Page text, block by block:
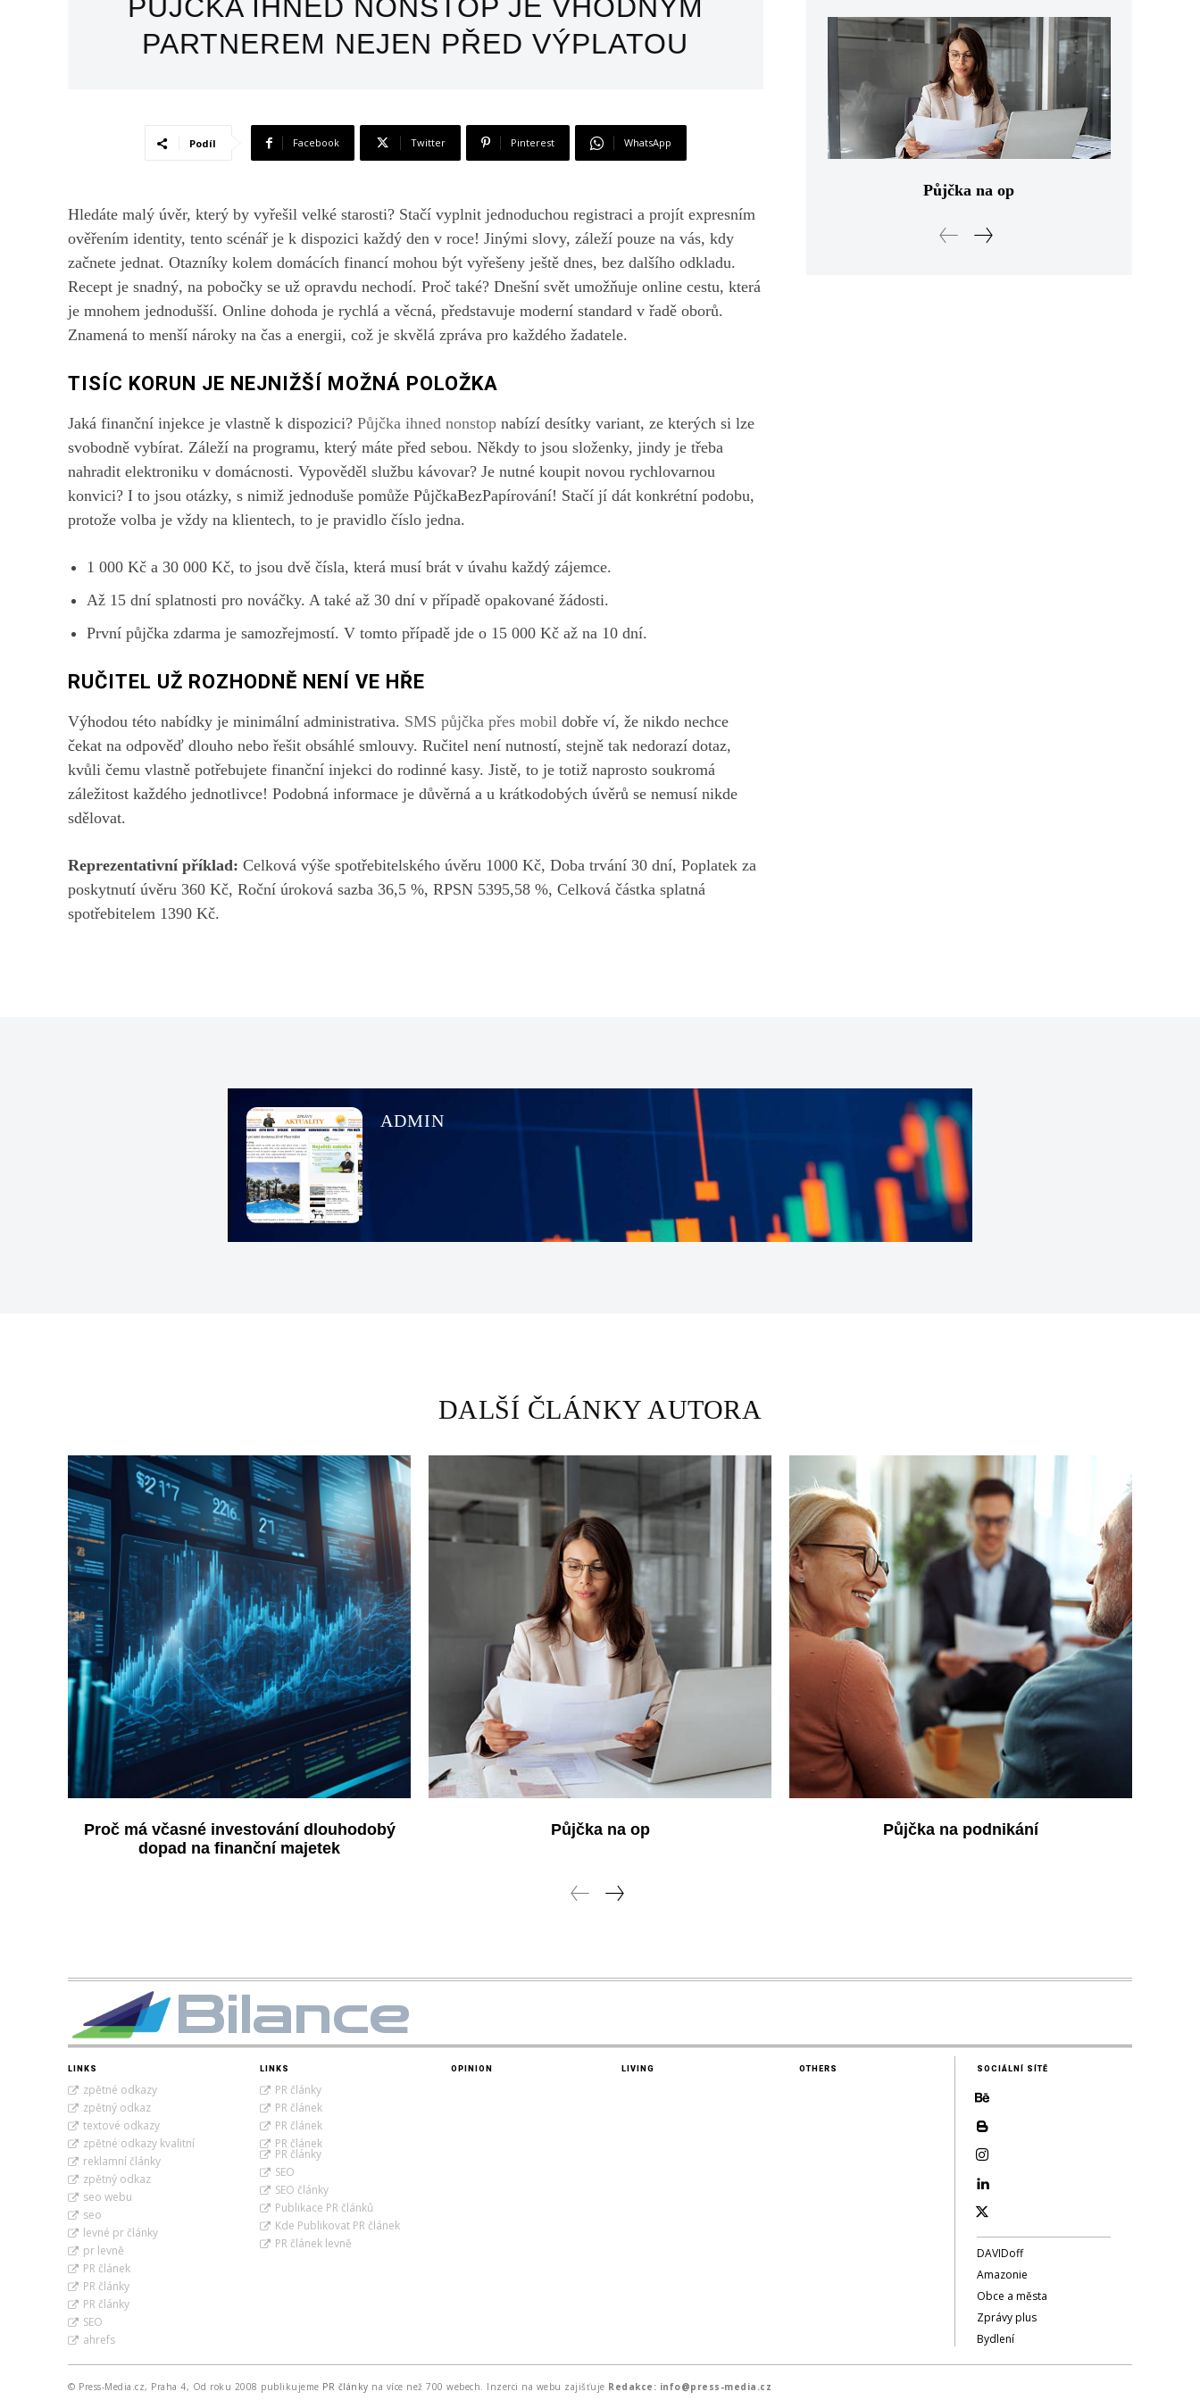
PŮJČKA IHNED NONSTOP JE VHODNÝM
PARTNEREM NEJEN PŘED VÝPLATOU
Podíl Facebook Twitter Pinterest WhatsApp
Hledáte malý úvěr, který by vyřešil velké starosti? Stačí vyplnit jednoduchou registraci a projít expresním
ověřením identity, tento scénář je k dispozici každý den v roce! Jinými slovy, záleží pouze na vás, kdy
začnete jednat. Otazníky kolem domácích financí mohou být vyřešeny ještě dnes, bez dalšího odkladu.
Recept je snadný, na pobočky se už opravdu nechodí. Proč také? Dnešní svět umožňuje online cestu, která
je mnohem jednodušší. Online dohoda je rychlá a věcná, představuje moderní standard v řadě oborů.
Znamená to menší nároky na čas a energii, což je skvělá zpráva pro každého žadatele.
TISÍC KORUN JE NEJNIŽŠÍ MOŽNÁ POLOŽKA
Jaká finanční injekce je vlastně k dispozici? Půjčka ihned nonstop nabízí desítky variant, ze kterých si lze
svobodně vybírat. Záleží na programu, který máte před sebou. Někdy to jsou složenky, jindy je třeba
nahradit elektroniku v domácnosti. Vypověděl službu kávovar? Je nutné koupit novou rychlovarnou
konvici? I to jsou otázky, s nimiž jednoduše pomůže PůjčkaBezPapírování! Stačí jí dát konkrétní podobu,
protože volba je vždy na klientech, to je pravidlo číslo jedna.
1 000 Kč a 30 000 Kč, to jsou dvě čísla, která musí brát v úvahu každý zájemce.
Až 15 dní splatnosti pro nováčky. A také až 30 dní v případě opakované žádosti.
První půjčka zdarma je samozřejmostí. V tomto případě jde o 15 000 Kč až na 10 dní.
RUČITEL UŽ ROZHODNĚ NENÍ VE HŘE
Výhodou této nabídky je minimální administrativa. SMS půjčka přes mobil dobře ví, že nikdo nechce
čekat na odpověď dlouho nebo řešit obsáhlé smlouvy. Ručitel není nutností, stejně tak nedorazí dotaz,
kvůli čemu vlastně potřebujete finanční injekci do rodinné kasy. Jistě, to je totiž naprosto soukromá
záležitost každého jednotlivce! Podobná informace je důvěrná a u krátkodobých úvěrů se nemusí nikde
sdělovat.
Reprezentativní příklad: Celková výše spotřebitelského úvěru 1000 Kč, Doba trvání 30 dní, Poplatek za
poskytnutí úvěru 360 Kč, Roční úroková sazba 36,5 %, RPSN 5395,58 %, Celková částka splatná
spotřebitelem 1390 Kč.
Půjčka na op
ADMIN
DALŠÍ ČLÁNKY AUTORA
Proč má včasné investování dlouhodobý
dopad na finanční majetek
Půjčka na op Půjčka na podnikání
Bilance
LINKS
zpětné odkazy
zpětný odkaz
textové odkazy
zpětné odkazy kvalitní
reklamní články
zpětný odkaz
seo webu
seo
levné pr články
pr levně
PR článek
PR články
PR články
SEO
ahrefs
LINKS
PR články
PR článek
PR článek
PR článek
PR články
SEO
SEO články
Publikace PR článků
Kde Publikovat PR článek
PR článek levně
OPINION LIVING OTHERS SOCIÁLNÍ SÍTĚ
DAVIDoff
Amazonie
Obce a města
Zprávy plus
Bydlení
© Press-Media.cz, Praha 4, Od roku 2008 publikujeme PR články na více než 700 webech. Inzerci na webu zajišťuje Redakce: info@press-media.cz